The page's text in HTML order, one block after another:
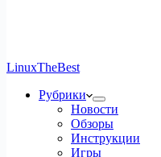
LinuxTheBest
Рубрики
Новости
Обзоры
Инструкции
Игры